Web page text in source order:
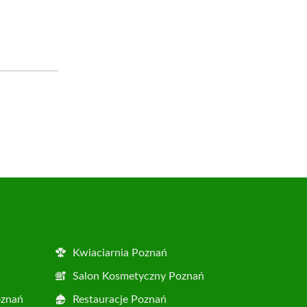
Kwiaciarnia Poznań
Salon Kosmetyczny Poznań
Restauracje Poznań